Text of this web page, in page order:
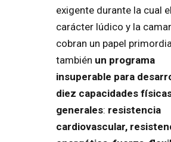
exigente durante la cual el
carácter lúdico y la
cobran un papel
también un programa
insuperable para
diez capacidades
generales: resistencia
cardiovascular,